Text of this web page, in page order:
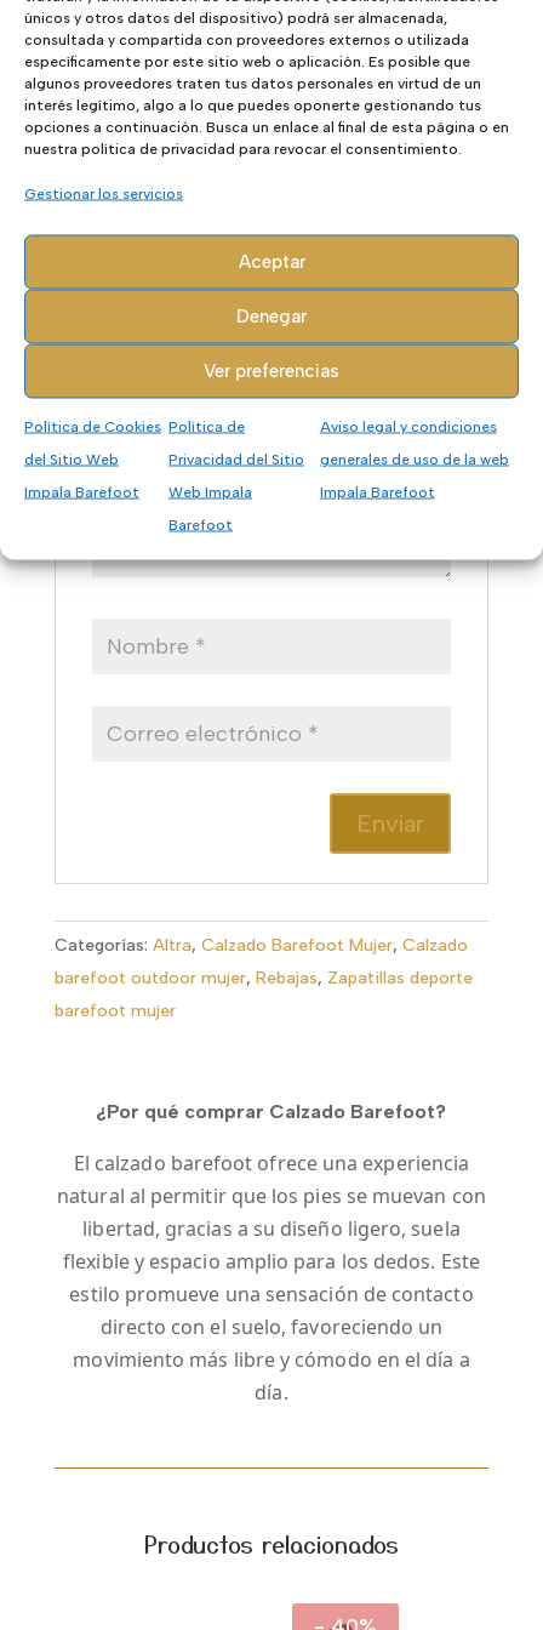
únicos y otros datos del dispositivo) podrá ser almacenada,
consultada y compartida con proveedores externos o utilizada
específicamente por este sitio web o aplicación. Es posible que
algunos proveedores traten tus datos personales en virtud de un
interés legítimo, algo a lo que puedes oponerte gestionando tus
opciones a continuación. Busca un enlace al final de esta página o en
nuestra política de privacidad para revocar el consentimiento.
Gestionar los servicios
Aceptar
Denegar
Ver preferencias
Política de Cookies
del Sitio Web
Impala Barefoot
Política de
Privacidad del Sitio
Web Impala
Barefoot
Aviso legal y condiciones
generales de uso de la web
Impala Barefoot
Valoraciones (0)
Valoraciones
No hay valoraciones aún.
Sé el primero en valorar “Altra Lone
Peak 9+ Women”
Tu dirección de correo electrónico no
será publicada. Los campos
obligatorios están marcados con
Categorías: Altra, Calzado Barefoot Mujer, Calzado
barefoot outdoor mujer, Rebajas, Zapatillas deporte
barefoot mujer
¿Por qué comprar Calzado Barefoot?
El calzado barefoot ofrece una experiencia
natural al permitir que los pies se muevan con
libertad, gracias a su diseño ligero, suela
flexible y espacio amplio para los dedos. Este
estilo promueve una sensación de contacto
directo con el suelo, favoreciendo un
movimiento más libre y cómodo en el día a
día.
Productos relacionados